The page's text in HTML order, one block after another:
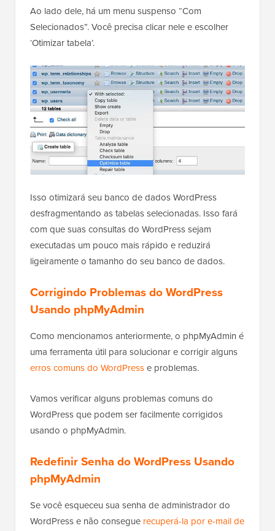
Ao lado dele, há um menu suspenso “Com
Selecionados”. Você precisa clicar nele e escolher
‘Otimizar tabela’.
Isso otimizará seu banco de dados WordPress
desfragmentando as tabelas selecionadas. Isso fará
com que suas consultas do WordPress sejam
executadas um pouco mais rápido e reduzirá
ligeiramente o tamanho do seu banco de dados.
Corrigindo Problemas do WordPress
Usando phpMyAdmin
Como mencionamos anteriormente, o phpMyAdmin é
uma ferramenta útil para solucionar e corrigir alguns
erros comuns do WordPresse problemas.
Vamos verificar alguns problemas comuns do
WordPress que podem ser facilmente corrigidos
usando o phpMyAdmin.
Redefinir Senha do WordPress Usando
phpMyAdmin
Se você esqueceu sua senha de administrador do
WordPress e não consegue recuperá-la por e-mail de